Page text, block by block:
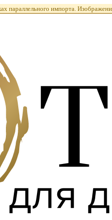
импорта.